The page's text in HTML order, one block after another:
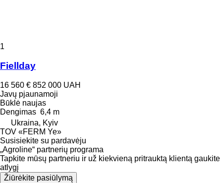
1
Fiellday
16 560 € 852 000 UAH
Javų pjaunamoji
Būklė naujas
Dengimas 6,4 m
Ukraina, Kyiv
TOV «FERM Ye»
Susisiekite su pardavėju
„Agroline“ partnerių programa
Tapkite mūsų partneriu ir už kiekvieną pritrauktą klientą gaukite
atlygį
Žiūrėkite pasiūlymą